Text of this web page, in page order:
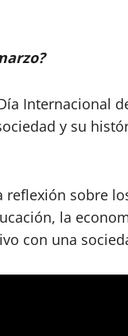
Internacional
y su
sobre
la
con una